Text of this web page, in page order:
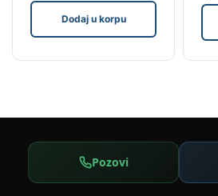
Dodaj u korpu
Pozovi